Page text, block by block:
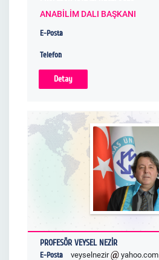
ANABİLİM DALI BAŞKANI
E-Posta
Telefon
Detay
PROFESÖR VEYSEL NEZİR
E-Posta veyselnezir yahoo.com